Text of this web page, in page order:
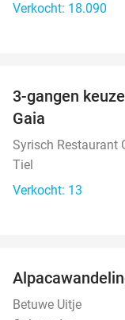
Verkocht: 18.090
3-gangen
Gaia
Syrisch Restaurant
Tiel
Verkocht: 13
Betuwe Uitje